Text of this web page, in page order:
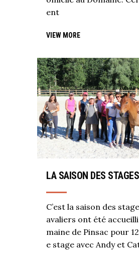
ent
VIEW MORE
LA SAISON DES STAGES
C’est la saison des
avaliers ont été
maine de Pinsac pour
e stage avec Andy et